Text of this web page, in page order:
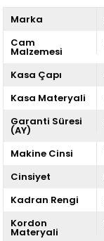
Marka
Cam
Malzemesi
Kasa Çapı
Kasa Materyali
Garanti Süresi
(AY)
Makine Cinsi
Cinsiyet
Kadran Rengi
Kordon
Materyali